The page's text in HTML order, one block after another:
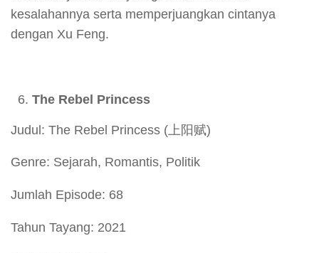
kesalahannya serta memperjuangkan cintanya
dengan Xu Feng.
The Rebel Princess
Judul: The Rebel Princess (上阳赋)
Genre: Sejarah, Romantis, Politik
Jumlah Episode: 68
Tahun Tayang: 2021